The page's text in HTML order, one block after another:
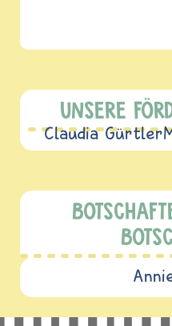
UNSERE
Claudia Gürtler